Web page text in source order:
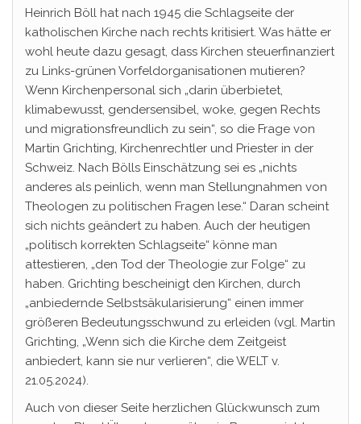
Heinrich Böll hat nach 1945 die Schlagseite der
katholischen Kirche nach rechts kritisiert. Was hätte er
wohl heute dazu gesagt, dass Kirchen steuerfinanziert
zu Links-grünen Vorfeldorganisationen mutieren?
Wenn Kirchenpersonal sich „darin überbietet,
klimabewusst, gendersensibel, woke, gegen Rechts
und migrationsfreundlich zu sein“, so die Frage von
Martin Grichting, Kirchenrechtler und Priester in der
Schweiz. Nach Bölls Einschätzung sei es „nichts
anderes als peinlich, wenn man Stellungnahmen von
Theologen zu politischen Fragen lese.“ Daran scheint
sich nichts geändert zu haben. Auch der heutigen
„politisch korrekten Schlagseite“ könne man
attestieren, „den Tod der Theologie zur Folge“ zu
haben. Grichting bescheinigt den Kirchen, durch
„anbiedernde Selbstsäkularisierung“ einen immer
größeren Bedeutungsschwund zu erleiden (vgl. Martin
Grichting, „Wenn sich die Kirche dem Zeitgeist
anbiedert, kann sie nur verlieren“, die WELT v.
21.05.2024).
Auch von dieser Seite herzlichen Glückwunsch zum